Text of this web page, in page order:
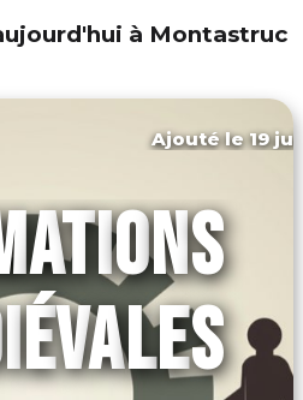
à Montastruc
Ajouté le 19